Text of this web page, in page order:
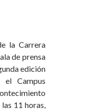
la Carrera
de prensa
edición
Campus
11 horas,